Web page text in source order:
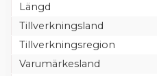
Längd
Tillverkningsland
Tillverkningsregion
Varumärkesland